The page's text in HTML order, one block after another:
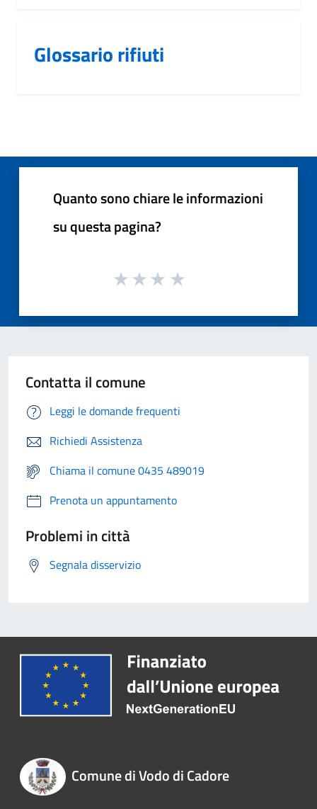
Glossario rifiuti
Quanto sono chiare le informazioni
su questa pagina?
Contatta il comune
Leggi le domande frequenti
Richiedi Assistenza
Chiama il comune 0435 489019
Prenota un appuntamento
Problemi in città
Segnala disservizio
Comune di Vodo di Cadore